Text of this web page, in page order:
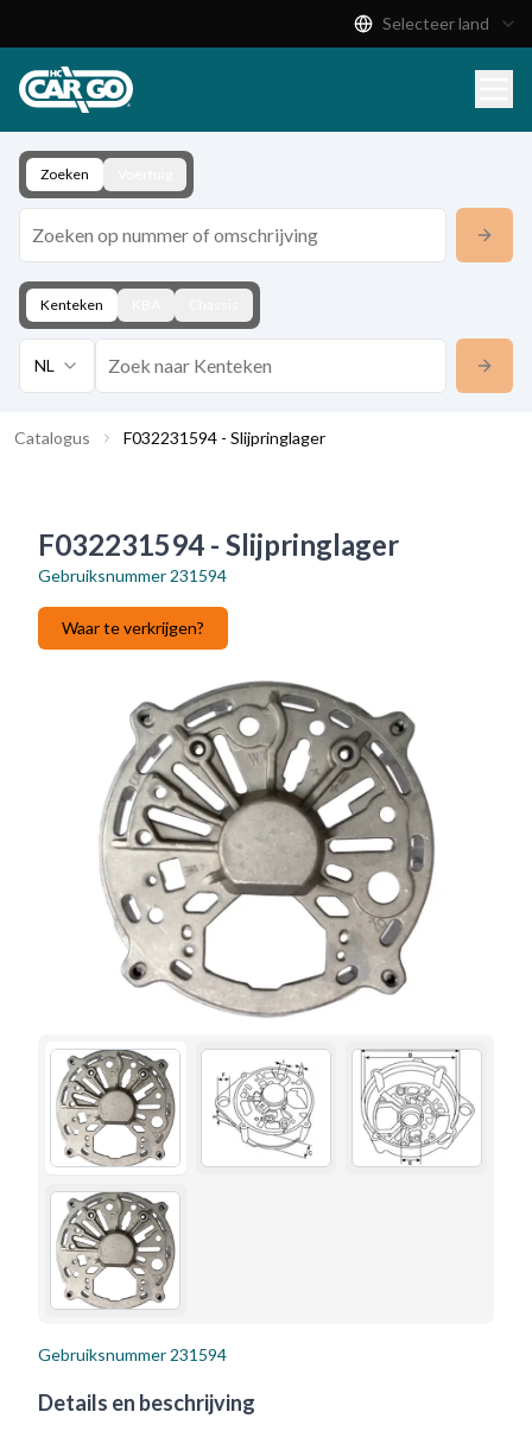
Download
Contact
Selecteer land
Zoeken
Kenteken
NL
Catalogus F032231594 - Slijpringlager
F032231594 - Slijpringlager
Gebruiksnummer 231594
Waar te verkrijgen?
Gebruiksnummer 231594
Details en beschrijving